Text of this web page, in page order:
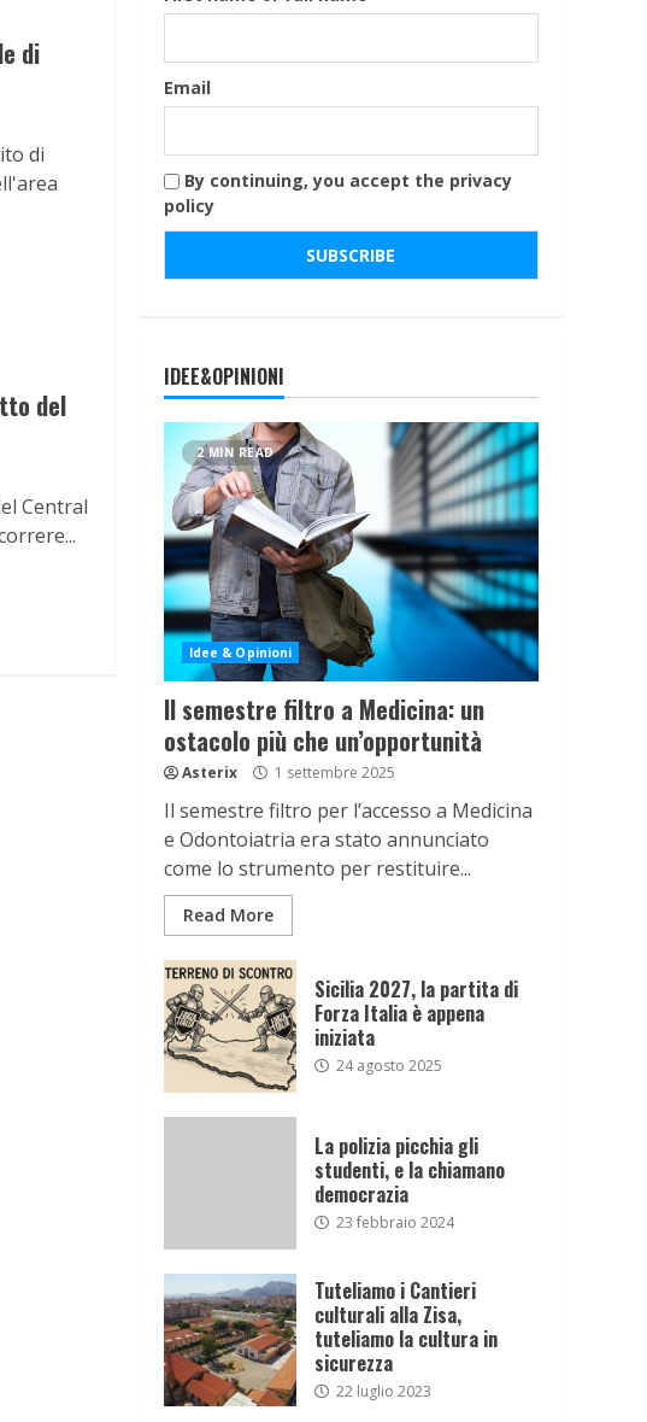
di
di
del
Central
Email
By continuing, you accept the privacy
policy
IDEE&OPINIONI
2 MIN READ
Idee & Opinioni
Il semestre filtro a Medicina: un
ostacolo più che un’opportunità
Asterix 1 settembre 2025
Il semestre filtro per l’accesso a Medicina
e Odontoiatria era stato annunciato
come lo strumento per restituire...
Read More
Sicilia 2027, la partita di
Forza Italia è appena
iniziata
24 agosto 2025
La polizia picchia gli
studenti, e la chiamano
democrazia
23 febbraio 2024
Tuteliamo i Cantieri
culturali alla Zisa,
tuteliamo la cultura in
sicurezza
22 luglio 2023